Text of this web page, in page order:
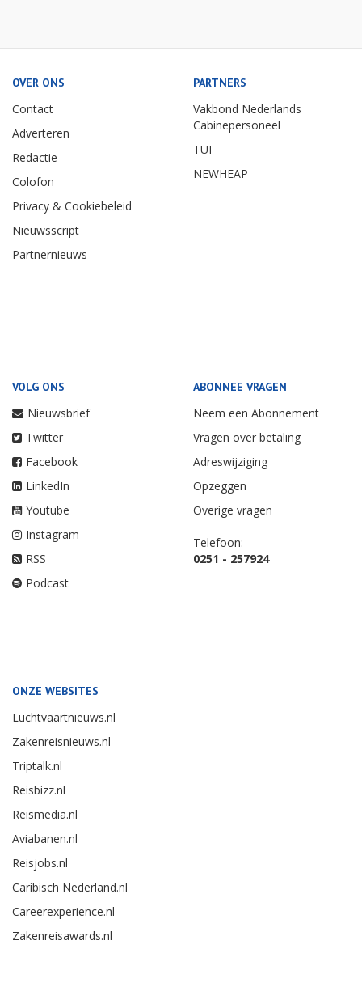
OVER ONS
Contact
Adverteren
Redactie
Colofon
Privacy & Cookiebeleid
Nieuwsscript
Partnernieuws
PARTNERS
Vakbond Nederlands
Cabinepersoneel
TUI
NEWHEAP
VOLG ONS
Nieuwsbrief
Twitter
Facebook
LinkedIn
Youtube
Instagram
RSS
Podcast
ABONNEE VRAGEN
Neem een Abonnement
Vragen over betaling
Adreswijziging
Opzeggen
Overige vragen
Telefoon:
0251 - 257924
ONZE WEBSITES
Luchtvaartnieuws.nl
Zakenreisnieuws.nl
Triptalk.nl
Reisbizz.nl
Reismedia.nl
Aviabanen.nl
Reisjobs.nl
Caribisch Nederland.nl
Careerexperience.nl
Zakenreisawards.nl